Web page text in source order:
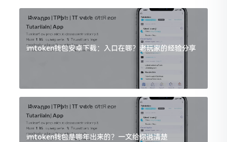
imtoken钱包安卓下载：入口在哪？老玩家的经验分享
imtoken钱包是哪年出来的？一文给你说清楚